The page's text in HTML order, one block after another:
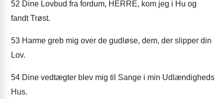
52 Dine Lovbud fra fordum, HERRE, kom jeg i Hu og
fandt Trøst.
53 Harme greb mig over de gudløse, dem, der slipper din
Lov.
54 Dine vedtægter blev mig til Sange i min Udlændigheds
Hus.